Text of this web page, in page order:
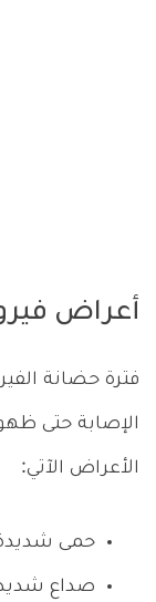
أعراض
فترة حضانة
الأعراض الآتي:
حمى
صداع